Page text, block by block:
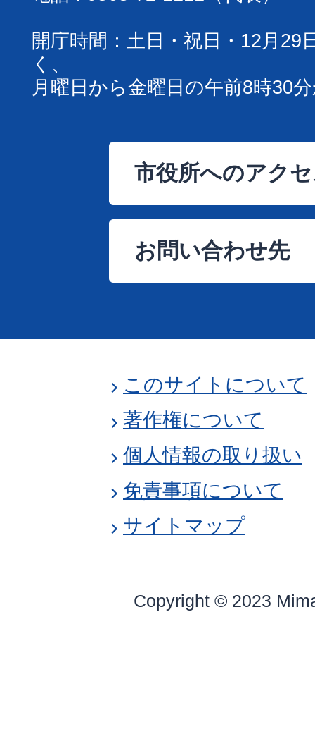
開庁時間：土日・祝日・12月29
く、
月曜日から金曜日の午前8時30
市役所へのアク
お問い合わせ先
このサイトについて
著作権について
個人情報の取り扱い
免責事項について
サイトマップ
Copyright © 2023